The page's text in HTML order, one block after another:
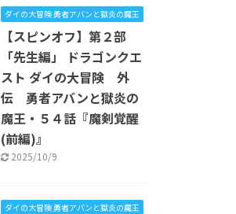
ダイの大冒険 勇者アバンと獄炎の魔王
【スピンオフ】第２部
「先生編」 ドラゴンクエ
スト ダイの大冒険 外
伝 勇者アバンと獄炎の
魔王・５４話『魔剣覚醒
(前編)』
2025/10/9
ダイの大冒険 勇者アバンと獄炎の魔王